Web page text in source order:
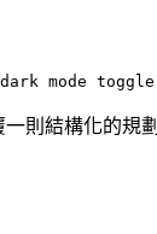
dark mode
則結構化的規